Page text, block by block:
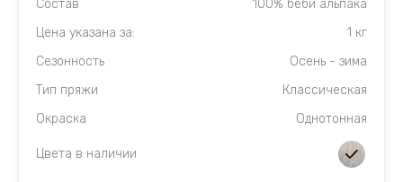
Состав
100% беби альпака
Цена указана за:
1 кг
Сезонность
Осень - зима
Тип пряжи
Классическая
Окраска
Однотонная
Цвета в наличии